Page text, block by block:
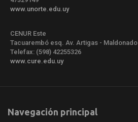
www.unorte.edu.uy
CENUR Este
Tacuarembó esq. Av. Artigas - Maldonado
Telefax: (598) 42255326
www.cure.edu.uy
Navegación principal